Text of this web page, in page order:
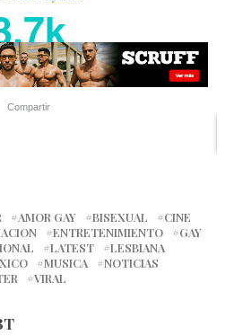
Compartir
AMOR GAY BISEXUAL
CINE
ENTRETENIMIENTO
GAY
LATEST
LESBIANA
MUSICA
NOTICIAS
VIRAL